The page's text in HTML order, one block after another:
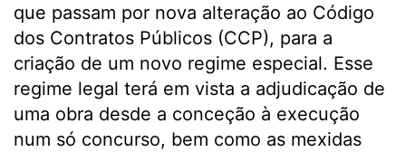
que passam por nova alteração ao Código
dos Contratos Públicos (CCP), para a
criação de um novo regime especial. Esse
regime legal terá em vista a adjudicação de
uma obra desde a conceção à execução
num só concurso, bem como as mexidas